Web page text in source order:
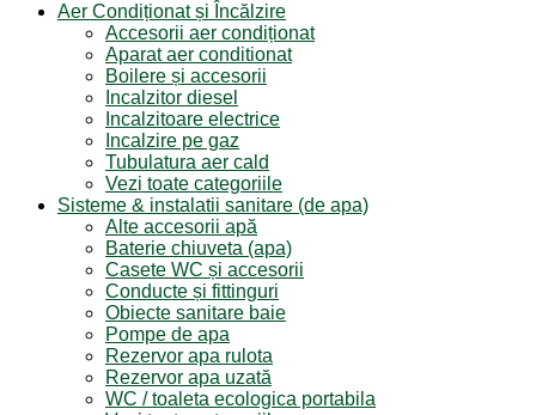
Aer Condiționat și Încălzire
Accesorii aer condiționat
Aparat aer conditionat
Boilere și accesorii
Incalzitor diesel
Incalzitoare electrice
Incalzire pe gaz
Tubulatura aer cald
Vezi toate categoriile
Sisteme & instalatii sanitare (de apa)
Alte accesorii apă
Baterie chiuveta (apa)
Casete WC și accesorii
Conducte și fittinguri
Obiecte sanitare baie
Pompe de apa
Rezervor apa rulota
Rezervor apa uzată
WC / toaleta ecologica portabila